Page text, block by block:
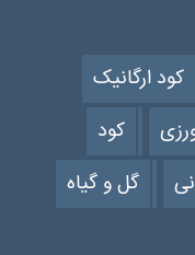
کود ارگانیک
کود
گل و گیاه